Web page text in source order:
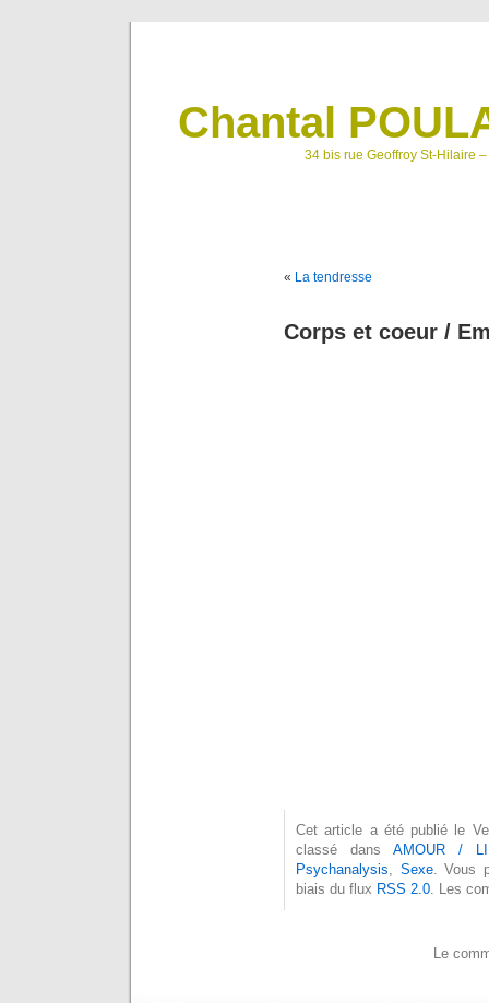
Chantal
34 bis rue Geoffroy St-Hilaire
« La tendresse
Corps et coeur /
Cet article a été publié le
classé dans AMOUR /
Psychanalysis
Sexe. Vous
biais du flux RSS 2.0 . Les
Le